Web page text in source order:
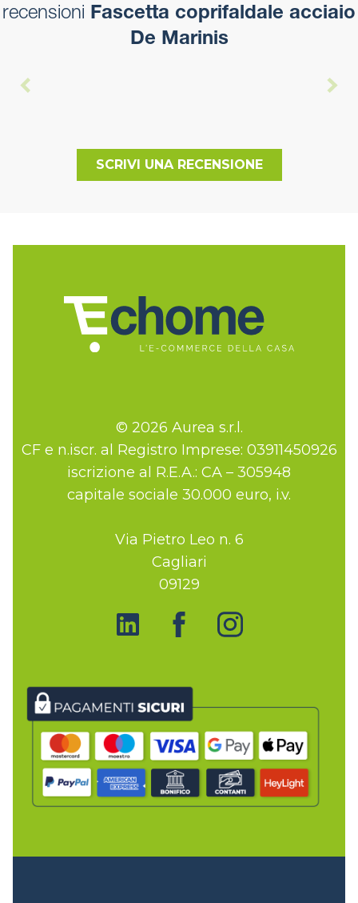
recensioni Fascetta coprifaldale acciaio
De Marinis
SCRIVI UNA RECENSIONE
© 2026 Aurea s.r.l.
CF e n.iscr. al Registro Imprese: 03911450926
iscrizione al R.E.A.: CA – 305948
capitale sociale 30.000 euro, i.v.
Via Pietro Leo n. 6
Cagliari
09129